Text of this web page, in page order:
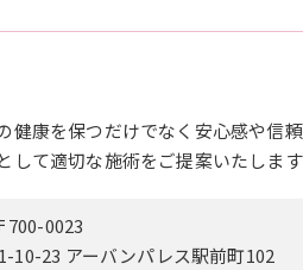
康を保つだけでなく安心感や信
して適切な施術をご提案いたしま
700-0023
10-23 アーバンパレス駅前町102